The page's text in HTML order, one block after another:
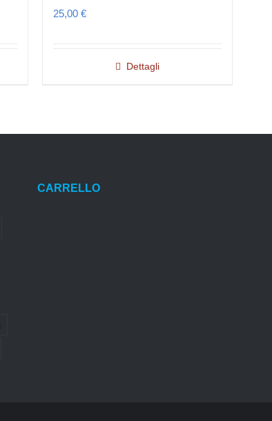
25,00€
Dettagli
CARRELLO